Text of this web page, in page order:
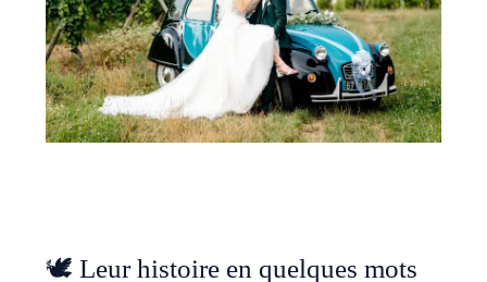
🕊️ Leur histoire en quelques mots